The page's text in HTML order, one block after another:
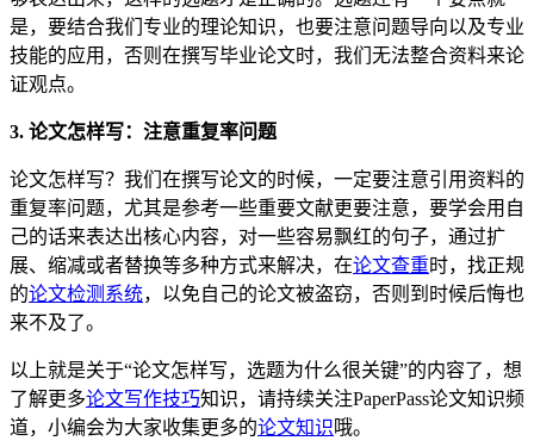
是，要结合我们专业的理论知识，也要注意问题导向以及专业
技能的应用，否则在撰写毕业论文时，我们无法整合资料来论
证观点。
3. 论文怎样写：注意重复率问题
论文怎样写？我们在撰写论文的时候，一定要注意引用资料的
重复率问题，尤其是参考一些重要文献更要注意，要学会用自
己的话来表达出核心内容，对一些容易飘红的句子，通过扩
展、缩减或者替换等多种方式来解决，在论文查重时，找正规
的论文检测系统，以免自己的论文被盗窃，否则到时候后悔也
来不及了。
以上就是关于“论文怎样写，选题为什么很关键”的内容了，想
了解更多论文写作技巧知识，请持续关注PaperPass论文知识频
道，小编会为大家收集更多的论文知识哦。